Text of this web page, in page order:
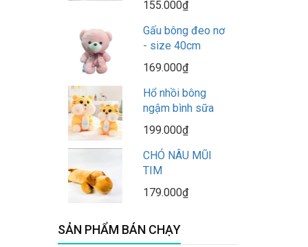
155.000₫
Gấu bông đeo nơ
- size 40cm
169.000₫
Hổ nhồi bông
ngậm bình sữa
199.000₫
CHÓ NÂU MŨI
TIM
179.000₫
SẢN PHẨM BÁN CHẠY